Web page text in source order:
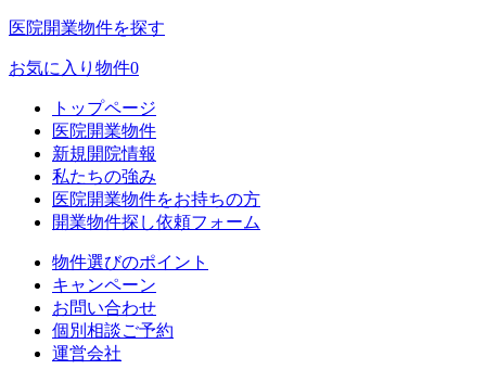
医院開業物件を探す
お気に入り物件0
トップページ
医院開業物件
新規開院情報
私たちの強み
医院開業物件をお持ちの方
開業物件探し依頼フォーム
物件選びのポイント
キャンペーン
お問い合わせ
個別相談ご予約
運営会社